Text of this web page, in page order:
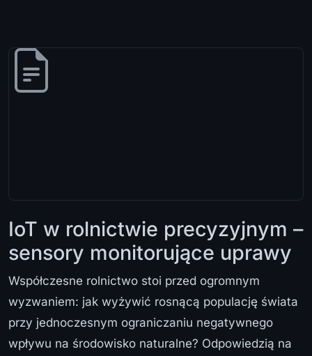
IoT w rolnictwie precyzyjnym –
sensory monitorujące uprawy
Współczesne rolnictwo stoi przed ogromnym
wyzwaniem: jak wyżywić rosnącą populację świata
przy jednoczesnym ograniczaniu negatywnego
wpływu na środowisko naturalne? Odpowiedzią na